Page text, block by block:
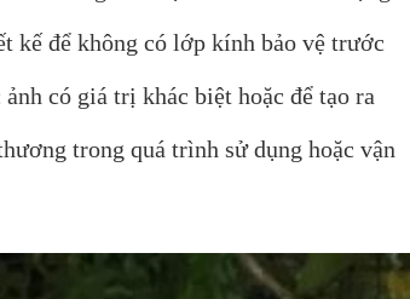
kế để không có lớp kính bảo vệ trước
có giá trị khác biệt hoặc để tạo ra
trong quá trình sử dụng hoặc vận